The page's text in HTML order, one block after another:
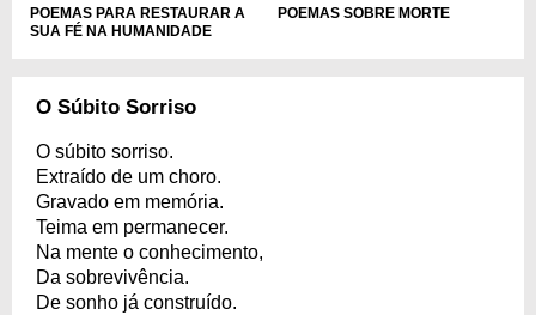
POEMAS PARA RESTAURAR A
SUA FÉ NA HUMANIDADE
POEMAS SOBRE MORTE
O Súbito Sorriso
O súbito sorriso.
Extraído de um choro.
Gravado em memória.
Teima em permanecer.
Na mente o conhecimento,
Da sobrevivência.
De sonho já construído.